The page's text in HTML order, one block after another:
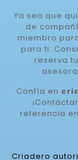
Ya sea que
de
miembro
para ti.
reserva
Confía en
referencia
Criadero